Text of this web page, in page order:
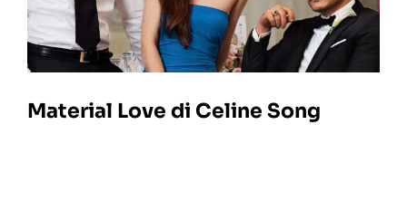
Material Love di Celine Song